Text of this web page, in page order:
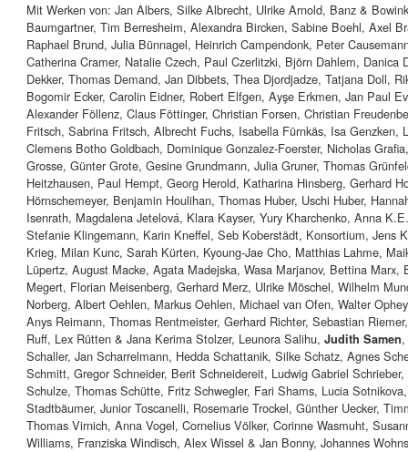
Mit Werken von: Jan Albers, Silke Albrecht, Ulrike Arnold, Banz &
Baumgartner, Tim Berresheim, Alexandra Bircken, Sabine Boehl, Axel
Raphael Brund, Julia Bünnagel, Heinrich Campendonk, Peter
Catherina Cramer, Natalie Czech, Paul Czerlitzki, Björn Dahlem, Danica
Dekker, Thomas Demand, Jan Dibbets, Thea Djordjadze, Tatjana Doll,
Bogomir Ecker, Carolin Eidner, Robert Elfgen, Ayşe Erkmen, Jan Paul
Alexander Föllenz, Claus Föttinger, Christian Forsen, Christian
Fritsch, Sabrina Fritsch, Albrecht Fuchs, Isabella Fürnkäs, Isa Genzken,
Clemens Botho Goldbach, Dominique Gonzalez-Foerster, Nicholas
Grosse, Günter Grote, Gesine Grundmann, Julia Gruner, Thomas
Heitzhausen, Paul Hempt, Georg Herold, Katharina Hinsberg, Gerhard
Hörnschemeyer, Benjamin Houlihan, Thomas Huber, Uschi Huber,
Isenrath, Magdalena Jetelová, Klara Kayser, Yury Kharchenko, Anna
Stefanie Klingemann, Karin Kneffel, Seb Koberstädt, Konsortium, Jens
Krieg, Milan Kunc, Sarah Kürten, Kyoung-Jae Cho, Matthias Lahme,
Lüpertz, August Macke, Agata Madejska, Wasa Marjanov, Bettina
Megert, Florian Meisenberg, Gerhard Merz, Ulrike Möschel, Wilhelm
Norberg, Albert Oehlen, Markus Oehlen, Michael van Ofen, Walter
Anys Reimann, Thomas Rentmeister, Gerhard Richter, Sebastian
Ruff, Lex Rütten & Jana Kerima Stolzer, Leunora Salihu, Judith Samen
Schaller, Jan Scharrelmann, Hedda Schattanik, Silke Schatz, Agnes
Schmitt, Gregor Schneider, Berit Schneidereit, Ludwig Gabriel
Schulze, Thomas Schütte, Fritz Schwegler, Fari Shams, Lucia
Stadtbäumer, Junior Toscanelli, Rosemarie Trockel, Günther Uecker,
Thomas Virnich, Anna Vogel, Cornelius Völker, Corinne Wasmuht,
Williams, Franziska Windisch, Alex Wissel & Jan Bonny, Johannes